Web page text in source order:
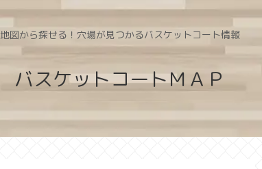
地図から探せる！穴場が見つかるバスケットコート情報
バスケットコートＭＡＰ